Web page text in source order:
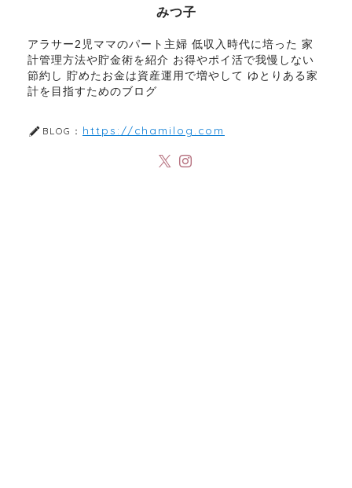
みつ子
アラサー2児ママのパート主婦 低収入時代に培った 家
計管理方法や貯金術を紹介 お得やポイ活で我慢しない
節約し 貯めたお金は資産運用で増やして ゆとりある家
計を目指すためのブログ
BLOG： https://chamilog.com